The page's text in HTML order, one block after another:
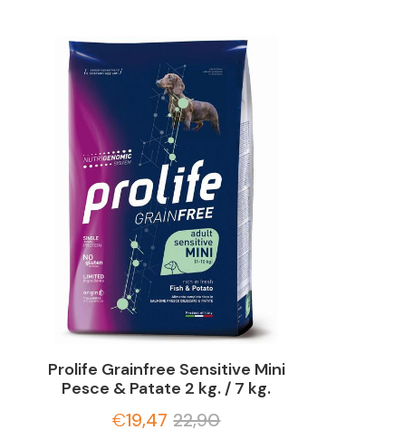
Prolife Grainfree Sensitive Mini
Pesce & Patate 2 kg. / 7 kg.
€19,47 22,90